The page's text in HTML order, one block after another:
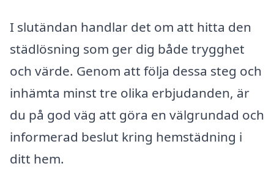
I slutändan handlar det om att hitta den
städlösning som ger dig både trygghet
och värde. Genom att följa dessa steg och
inhämta minst tre olika erbjudanden, är
du på god väg att göra en välgrundad och
informerad beslut kring hemstädning i
ditt hem.